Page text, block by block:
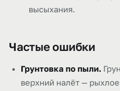
высыхания.
Частые ошибки
Грунтовка по пыли.
верхний налёт —